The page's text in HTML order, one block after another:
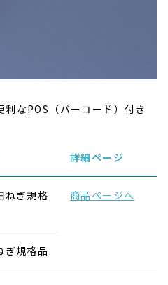
なPOS（バーコード）付き
詳細ページ
ねぎ規格
商品ページへ
ぎ規格品